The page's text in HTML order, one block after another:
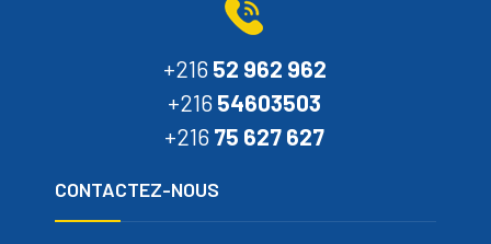
+216 52 962 962
+216 54603503
+216 75 627 627
CONTACTEZ-NOUS